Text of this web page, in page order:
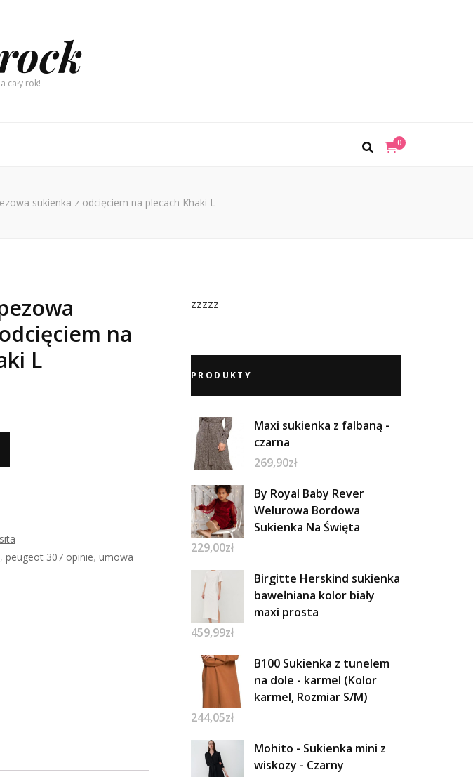
cały rok!
0
sukienka z odcięciem na plecach Khaki L
na
L
, peugeot 307 opinie, umowa
zzzzz
PRODUKTY
Maxi sukienka z falbaną -
czarna
269,90zł
By Royal Baby Rever
Welurowa Bordowa
Sukienka Na Święta
229,00zł
Birgitte Herskind sukienka
bawełniana kolor biały
maxi prosta
459,99zł
B100 Sukienka z tunelem
na dole - karmel (Kolor
karmel, Rozmiar S/M)
244,05zł
Mohito - Sukienka mini z
wiskozy - Czarny